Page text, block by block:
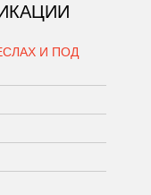
И ПОД